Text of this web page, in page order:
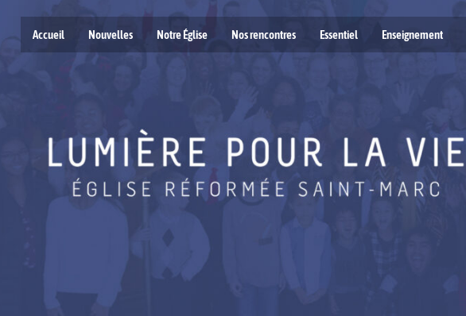
Accueil Nouvelles Notre Église Nos rencontres Essentiel Enseignement